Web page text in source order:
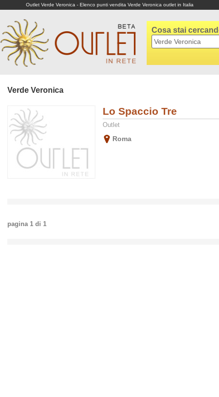
Outlet Verde Veronica - Elenco punti vendita Verde Veronica outlet in Italia
Cosa stai
Verde Veronica
Lo Spaccio Tre
Outlet
Roma
pagina 1 di 1